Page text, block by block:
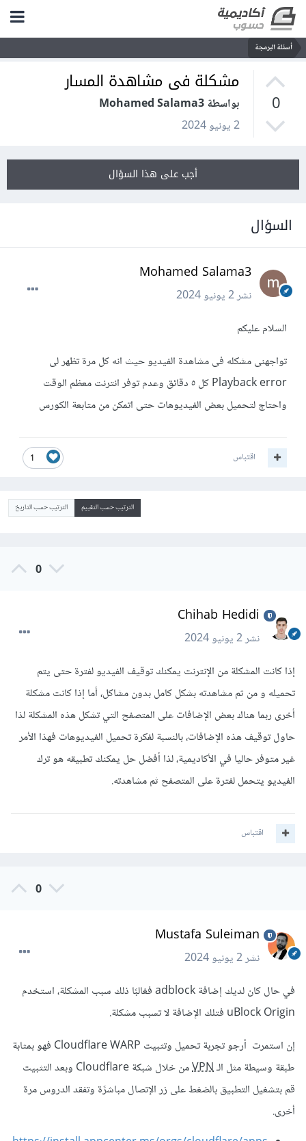
أسئلة البرمجة
0
مشكلة فى مشاهدة المسار
بواسطة Mohamed Salama3
2 يونيو 2024
أجب على هذا السؤال
السؤال
Mohamed Salama3
نشر2 يونيو 2024
السلام عليكم
تواجهنى مشكله فى مشاهدة الفيديو حيث انه كل مرة تظهر لى
Playback error كل ٥ دقائق وعدم توفر انترنت معظم الوقت
واحتاج لتحميل بعض الفيديوهات حتى اتمكن من متابعة الكورس
1 اقتباس
الترتيب حسب التقييم الترتيب حسب التاريخ
0
Chihab Hedidi
نشر2 يونيو 2024
إذا كانت المشكلة من الإنترنت يمكنك توقيف الفيديو لفترة حتى يتم
تحميله و من ثم مشاهدته بشكل كامل بدون مشاكل، أما إذا كانت مشكلة
أخرى ربما هناك بعض الإضافات على المتصفح التي تشكل هذه المشكلة لذا
حاول توقيف هذه الإضافات، بالنسبة لفكرة تحميل الفيديوهات فهذا الأمر
غير متوفر حاليا في الأكاديمية، لذا أفضل حل يمكنك تطبيقه هو ترك
الفيديو يتحمل لفترة على المتصفح ثم مشاهدته.
اقتباس
0
Mustafa Suleiman
نشر2 يونيو 2024
في حال كان لديك إضافة adblock فغالبًا ذلك سبب المشكلة، استخدم
uBlock Origin فتلك الإضافة لا تسبب مشكلة.
إن استمرت أرجو تجربة تحميل وتثبيت Cloudflare WARP فهو بمثابة
طبقة وسيطة مثل الـVPN
من خلال شبكة Cloudflare وبعد التثبيت
قم بتشغيل التطبيق بالضغط على زر الإتصال مباشرًة وتفقد الدروس مرة
أخرى.